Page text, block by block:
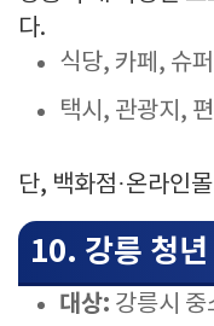
다.
식당, 카페, 슈
택시, 관광지,
단, 백화점·온라인
10. 강릉 청
대상: 강릉시